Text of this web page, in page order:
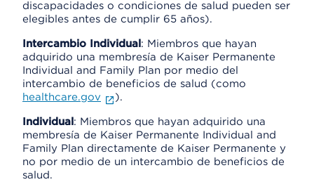
discapacidades o condiciones de salud pueden ser
elegibles antes de cumplir 65 años).
Intercambio Individual: Miembros que hayan
adquirido una membresía de Kaiser Permanente
Individual and Family Plan por medio del
intercambio de beneficios de salud (como
healthcare.gov
).
Individual: Miembros que hayan adquirido una
membresía de Kaiser Permanente Individual and
Family Plan directamente de Kaiser Permanente y
no por medio de un intercambio de beneficios de
salud.